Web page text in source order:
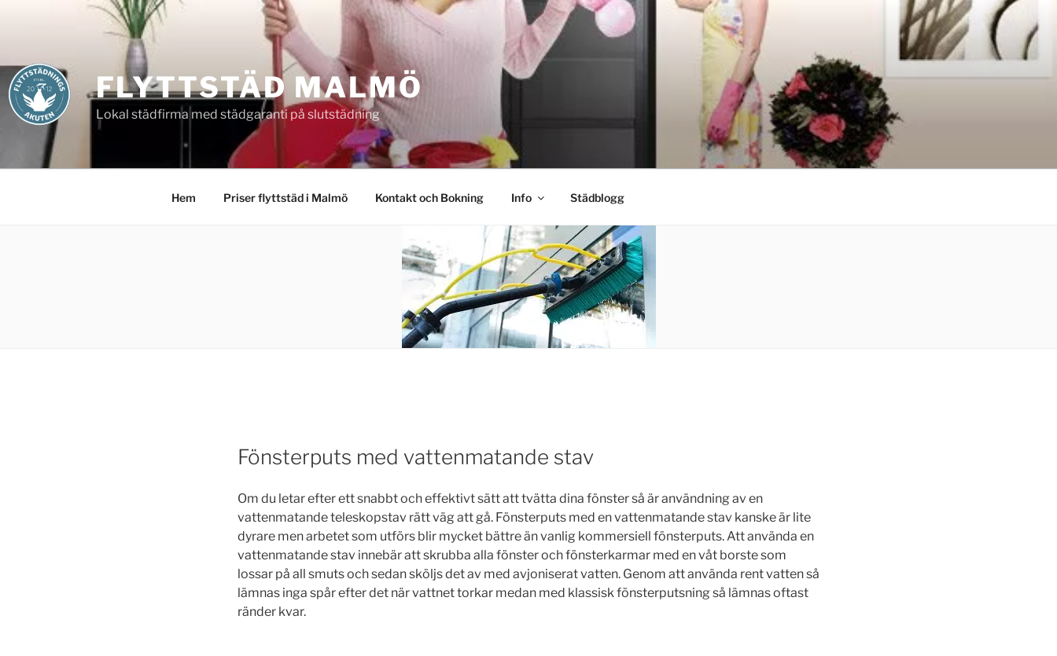
FLYTTSTÄD MALMÖ
Lokal städfirma med städgaranti på slutstädning
Hem Priser flyttstäd i Malmö Kontakt och Bokning Info Städblogg
Fönsterputs med vattenmatande stav
Om du letar efter ett snabbt och effektivt sätt att tvätta dina fönster så är användning av en
vattenmatande teleskopstav rätt väg att gå. Fönsterputs med en vattenmatande stav kanske är lite
dyrare men arbetet som utförs blir mycket bättre än vanlig kommersiell fönsterputs. Att använda en
vattenmatande stav innebär att skrubba alla fönster och fönsterkarmar med en våt borste som
lossar på all smuts och sedan sköljs det av med avjoniserat vatten. Genom att använda rent vatten så
lämnas inga spår efter det när vattnet torkar medan med klassisk fönsterputsning så lämnas oftast
ränder kvar.